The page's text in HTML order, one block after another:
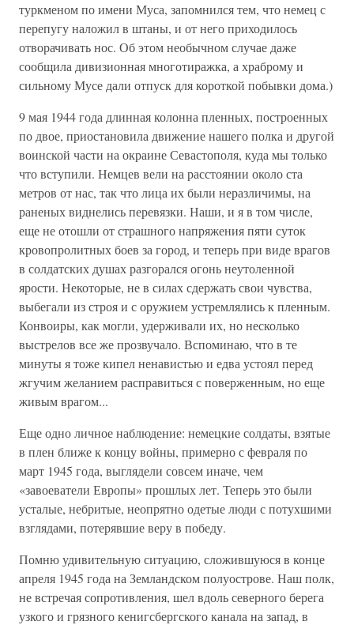
туркменом по имени Муса, запомнился тем, что немец с
перепугу наложил в штаны, и от него приходилось
отворачивать нос. Об этом необычном случае даже
сообщила дивизионная многотиражка, а храброму и
сильному Мусе дали отпуск для короткой побывки дома.)
9 мая 1944 года длинная колонна пленных, построенных
по двое, приостановила движение нашего полка и другой
воинской части на окраине Севастополя, куда мы только
что вступили. Немцев вели на расстоянии около ста
метров от нас, так что лица их были неразличимы, на
раненых виднелись перевязки. Наши, и я в том числе,
еще не отошли от страшного напряжения пяти суток
кровопролитных боев за город, и теперь при виде врагов
в солдатских душах разгорался огонь неутоленной
ярости. Некоторые, не в силах сдержать свои чувства,
выбегали из строя и с оружием устремлялись к пленным.
Конвоиры, как могли, удерживали их, но несколько
выстрелов все же прозвучало. Вспоминаю, что в те
минуты я тоже кипел ненавистью и едва устоял перед
жгучим желанием расправиться с поверженным, но еще
живым врагом...
Еще одно личное наблюдение: немецкие солдаты, взятые
в плен ближе к концу войны, примерно с февраля по
март 1945 года, выглядели совсем иначе, чем
«завоеватели Европы» прошлых лет. Теперь это были
усталые, небритые, неопрятно одетые люди с потухшими
взглядами, потерявшие веру в победу.
Помню удивительную ситуацию, сложившуюся в конце
апреля 1945 года на Земландском полуострове. Наш полк,
не встречая сопротивления, шел вдоль северного берега
узкого и грязного кенигсбергского канала на запад, в